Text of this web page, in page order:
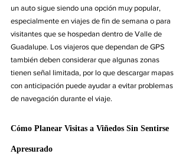
un auto sigue siendo una opción muy popular,
especialmente en viajes de fin de semana o para
visitantes que se hospedan dentro de Valle de
Guadalupe. Los viajeros que dependan de GPS
también deben considerar que algunas zonas
tienen señal limitada, por lo que descargar mapas
con anticipación puede ayudar a evitar problemas
de navegación durante el viaje.
Cómo Planear Visitas a Viñedos Sin Sentirse
Apresurado